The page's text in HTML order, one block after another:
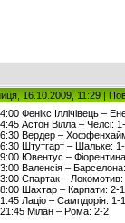
16.10.2009, 11:29 |
Фенікс Іллічівець –
Астон Вілла – Челсі:
Вердер –
Штутгарт – Шальке:
Ювентус –
Валенсія –
Спартак –
Шахтар – Карпати: 2-1
Лаціо – Сампдорія: 1-
Мілан – Рома: 2-2